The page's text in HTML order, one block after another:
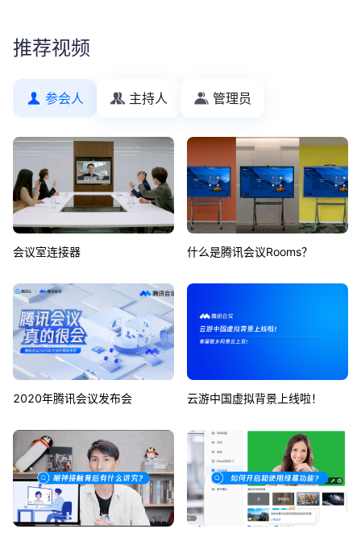
推荐视频
参会人 主持人 管理员
会议室连接器 什么是腾讯会议Rooms？
2020年腾讯会议发布会 云游中国虚拟背景上线啦！